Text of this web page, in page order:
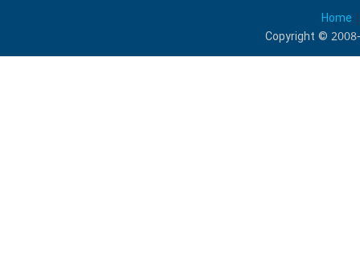
Home
Copyright ©